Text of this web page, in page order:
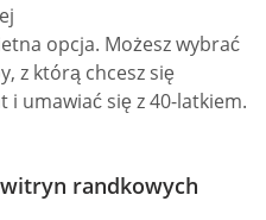
opcja. Możesz wybrać
z którą chcesz się
i umawiać się z 40-latkiem.
randkowych